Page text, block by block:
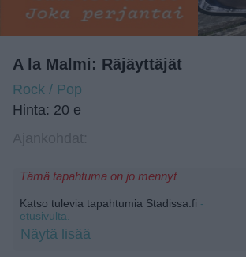
A la Malmi: Räjäyttäjät
Rock / Pop
Hinta: 20 e
Tämä tapahtuma on jo mennyt
Katso tulevia tapahtumia Stadissa.fi -
etusivulta.
Näytä lisää